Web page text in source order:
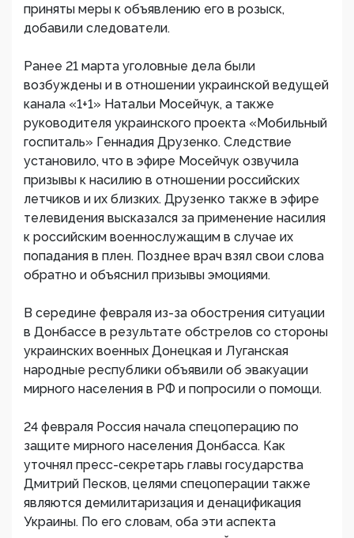
приняты меры к объявлению его в розыск,
добавили следователи.
Ранее 21 марта уголовные дела были
возбуждены и в отношении украинской ведущей
канала «1+1» Натальи Мосейчук, а также
руководителя украинского проекта «Мобильный
госпиталь» Геннадия Друзенко. Следствие
установило, что в эфире Мосейчук озвучила
призывы к насилию в отношении российских
летчиков и их близких. Друзенко также в эфире
телевидения высказался за применение насилия
к российским военнослужащим в случае их
попадания в плен. Позднее врач взял свои слова
обратно и объяснил призывы эмоциями.
В середине февраля из-за обострения ситуации
в Донбассе в результате обстрелов со стороны
украинских военных Донецкая и Луганская
народные республики объявили об эвакуации
мирного населения в РФ и попросили о помощи.
24 февраля Россия начала спецоперацию по
защите мирного населения Донбасса. Как
уточнял пресс-секретарь главы государства
Дмитрий Песков, целями спецоперации также
являются демилитаризация и денацификация
Украины. По его словам, оба эти аспекта